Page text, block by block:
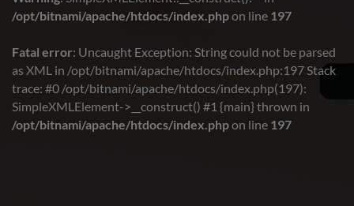
/opt/bitnami/apache/htdocs/index.phpon line 197
Fatal error: Uncaught Exception: String could not be parsed
as XML in /opt/bitnami/apache/htdocs/index.php:197 Stack
trace: #0 /opt/bitnami/apache/htdocs/index.php(197):
SimpleXMLElement->__construct() #1 {main} thrown in
/opt/bitnami/apache/htdocs/index.phpon line 197